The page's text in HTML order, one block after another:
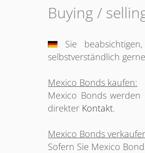
Buying /
Sie
selbstverständlich
Mexico Bonds kaufen:
Mexico Bonds
direkter Kontakt.
Mexico Bonds
Sofern Sie Mexico